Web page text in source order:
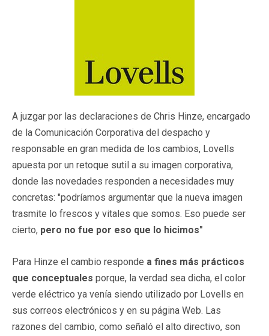
A juzgar por las declaraciones de Chris Hinze, encargado
de la Comunicación Corporativa del despacho y
responsable en gran medida de los cambios, Lovells
apuesta por un retoque sutil a su imagen corporativa,
donde las novedades responden a necesidades muy
concretas: "podríamos argumentar que la nueva imagen
trasmite lo frescos y vitales que somos. Eso puede ser
cierto, pero no fue por eso que lo hicimos"
Para Hinze el cambio responde a fines más prácticos
que conceptuales porque, la verdad sea dicha, el color
verde eléctrico ya venía siendo utilizado por Lovells en
sus correos electrónicos y en su página Web. Las
razones del cambio, como señaló el alto directivo, son